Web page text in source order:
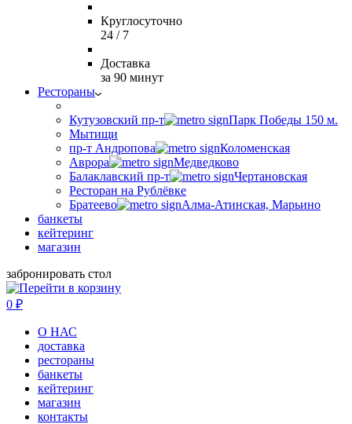
Круглосуточно
24 / 7
Доставка
за 90 минут
Рестораны
Кутузовский пр-т
Парк Победы 150 м.
Мытищи
пр-т Андропова
Коломенская
Аврора
Медведково
Балаклавский пр-т
Чертановская
Ресторан на Рублёвке
Братеево
Алма-Атинская, Марьино
банкеты
кейтеринг
магазин
забронировать стол
0 ₽
О НАС
доставка
рестораны
банкеты
кейтеринг
магазин
контакты